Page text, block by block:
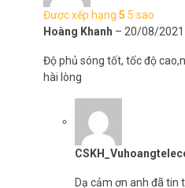
Được xếp hạng 5 5 sao
Hoàng Khanh – 20/08/2021
Độ phủ sóng tốt, tốc độ
hài lòng
Dạ cảm ơn anh đã tin